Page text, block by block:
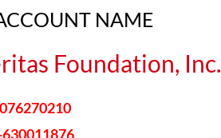
NAME
Foundation, Inc.